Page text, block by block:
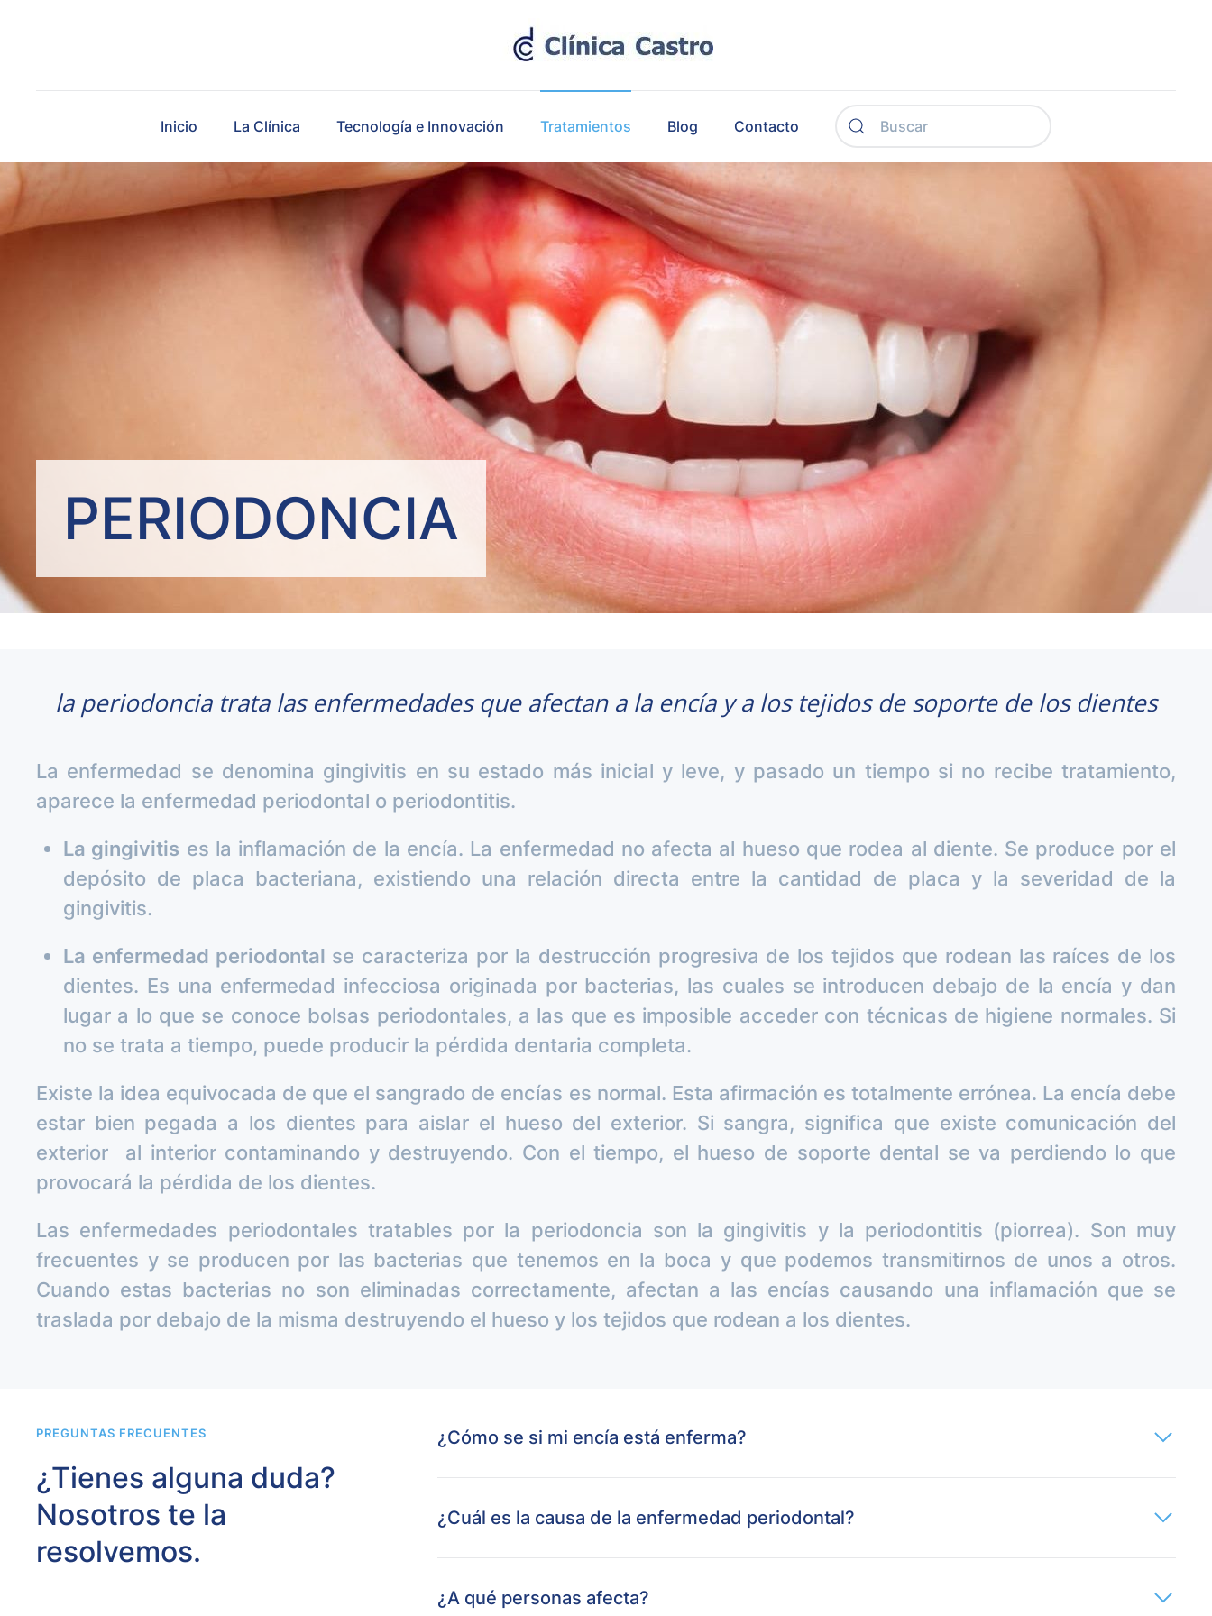
Inicio La Clínica Tecnología e Innovación Tratamientos Blog Contacto
PERIODONCIA
la periodoncia trata las enfermedades que afectan a la encía y a los tejidos de soporte de los dientes
La enfermedad se denomina gingivitis en su estado más inicial y leve, y pasado un tiempo si no recibe tratamiento,
aparece la enfermedad periodontal o periodontitis.
La gingivitis es la inflamación de la encía. La enfermedad no afecta al hueso que rodea al diente. Se produce por el
depósito de placa bacteriana, existiendo una relación directa entre la cantidad de placa y la severidad de la
gingivitis.
La enfermedad periodontal se caracteriza por la destrucción progresiva de los tejidos que rodean las raíces de los
dientes. Es una enfermedad infecciosa originada por bacterias, las cuales se introducen debajo de la encía y dan
lugar a lo que se conoce bolsas periodontales, a las que es imposible acceder con técnicas de higiene normales. Si
no se trata a tiempo, puede producir la pérdida dentaria completa.
Existe la idea equivocada de que el sangrado de encías es normal. Esta afirmación es totalmente errónea. La encía debe
estar bien pegada a los dientes para aislar el hueso del exterior. Si sangra, significa que existe comunicación del
exterior al interior contaminando y destruyendo. Con el tiempo, el hueso de soporte dental se va perdiendo lo que
provocará la pérdida de los dientes.
Las enfermedades periodontales tratables por la periodoncia son la gingivitis y la periodontitis (piorrea). Son muy
frecuentes y se producen por las bacterias que tenemos en la boca y que podemos transmitirnos de unos a otros.
Cuando estas bacterias no son eliminadas correctamente, afectan a las encías causando una inflamación que se
traslada por debajo de la misma destruyendo el hueso y los tejidos que rodean a los dientes.
PREGUNTAS FRECUENTES
¿Tienes alguna duda?
Nosotros te la
resolvemos.
¿Cómo se si mi encía está enferma?
¿Cuál es la causa de la enfermedad periodontal?
¿A qué personas afecta?